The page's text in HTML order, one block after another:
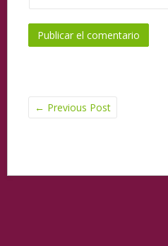
← Previous Post